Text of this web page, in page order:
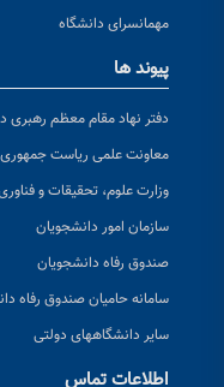
مهمانسرای دانشگاه
پیوند ها
دفتر نهاد مقام معظم رهبری
معاونت علمی ریاست جمهوری
وزارت علوم، تحقیقات و
سازمان امور دانشجویان
صندوق رفاه دانشجویان
سامانه حامیان صندوق رفاه
سایر دانشگاههای دولتی
اطلاعات تماس